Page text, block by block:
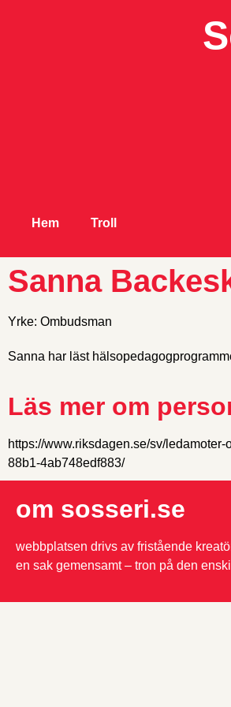
Hem Troll
Sanna
Yrke: Ombudsman
Sanna har läst
Läs mer om
https://www.riksdagen.se/sv/
88b1-4ab748edf883/
om sosseri.se
webbplatsen drivs av fristående
en sak gemensamt – tron på den